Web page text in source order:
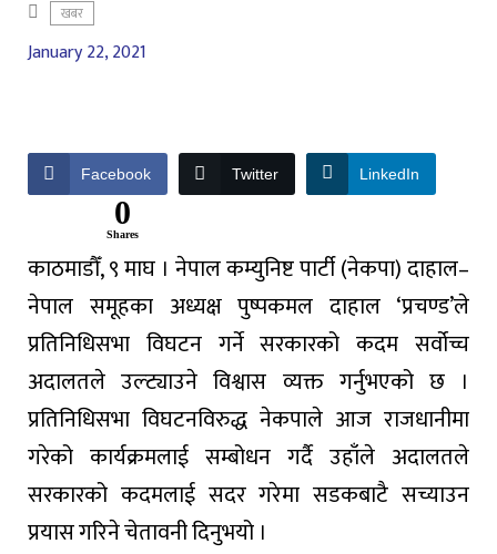
खबर
January 22, 2021
Facebook Twitter LinkedIn
0
Shares
काठमाडौँ, ९ माघ । नेपाल कम्युनिष्ट पार्टी (नेकपा) दाहाल–
नेपाल समूहका अध्यक्ष पुष्पकमल दाहाल ‘प्रचण्ड’ले
प्रतिनिधिसभा विघटन गर्ने सरकारको कदम सर्वोच्च
अदालतले उल्ट्याउने विश्वास व्यक्त गर्नुभएको छ ।
प्रतिनिधिसभा विघटनविरुद्ध नेकपाले आज राजधानीमा
गरेको कार्यक्रमलाई सम्बोधन गर्दै उहाँले अदालतले
सरकारको कदमलाई सदर गरेमा सडकबाटै सच्याउन
प्रयास गरिने चेतावनी दिनुभयो ।